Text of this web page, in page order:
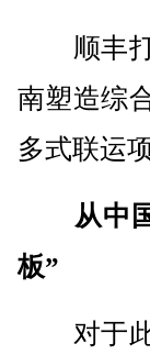
顺丰打
南塑造综
多式联运
从中
板”
对于此